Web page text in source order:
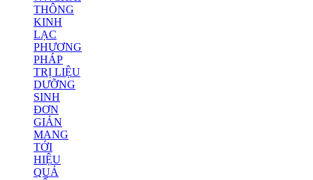
THÔNG
KINH
LẠC
PHƯƠNG
PHÁP
TRỊ LIỆU
DƯỠNG
SINH
ĐƠN
GIẢN
MANG
TỚI
HIỆU
QUẢ